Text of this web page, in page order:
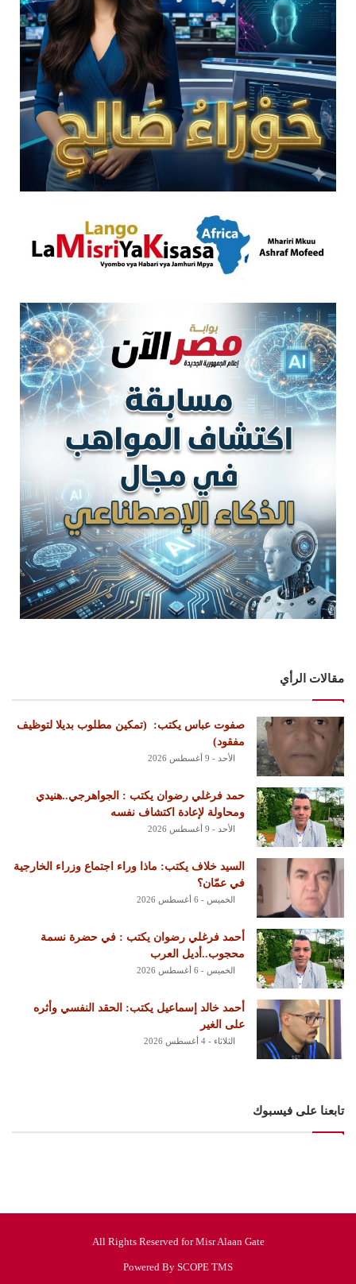
مقالات الرأي
‏صفوت عباس يكتب: ‏ ‏(تمكين مطلوب بديلا لتوظيف
مفقود)
الأحد - 9 أغسطس 2026
حمد فرغلي رضوان يكتب : الجواهرجي..هنيدي
ومحاولة لإعادة اكتشاف نفسه
الأحد - 9 أغسطس 2026
السيد خلاف يكتب: ماذا وراء اجتماع وزراء الخارجية
في عمّان؟
الخميس - 6 أغسطس 2026
أحمد فرغلي رضوان يكتب : في حضرة نسمة
محجوب..أديل العرب
الخميس - 6 أغسطس 2026
أحمد خالد إسماعيل يكتب: الحقد النفسي وأثره
على الغير
الثلاثاء - 4 أغسطس 2026
تابعنا على فيسبوك
All Rights Reserved for Misr Alaan Gate
Powered By SCOPE TMS